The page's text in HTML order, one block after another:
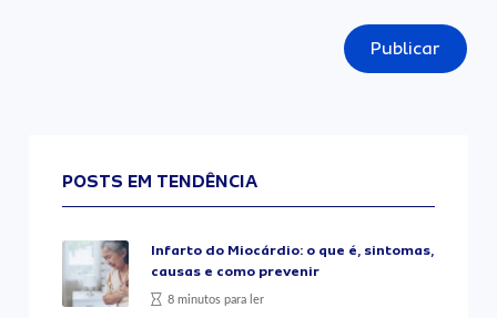
Publicar
POSTS EM TENDÊNCIA
Infarto do Miocárdio: o que é, sintomas,
causas e como prevenir
8 minutos para ler